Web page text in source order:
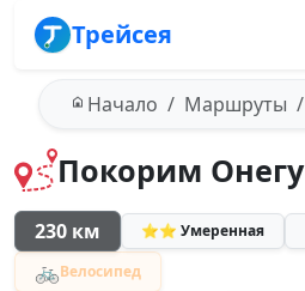
Трейсея
Начало Маршруты
Покорим Онегу
230 км ⭐⭐ Умеренная
🚲Велосипед